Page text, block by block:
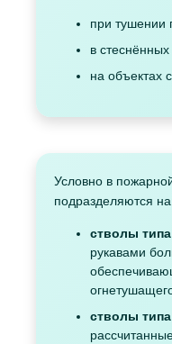
при тушении
в
на объектах
Условно в
подразделяются
стволы
рукавами
стволы